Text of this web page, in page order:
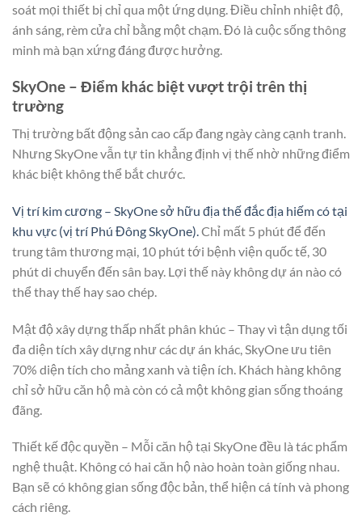
soát mọi thiết bị chỉ qua một ứng dụng. Điều chỉnh nhiệt độ,
ánh sáng, rèm cửa chỉ bằng một chạm. Đó là cuộc sống thông
minh mà bạn xứng đáng được hưởng.
SkyOne – Điểm khác biệt vượt trội trên thị
trường
Thị trường bất động sản cao cấp đang ngày càng cạnh tranh.
Nhưng SkyOne vẫn tự tin khẳng định vị thế nhờ những điểm
khác biệt không thể bắt chước.
Vị trí kim cương – SkyOne sở hữu địa thế đắc địa hiếm có tại
khu vực (vị trí Phú Đông SkyOne).Chỉ mất 5 phút để đến
trung tâm thương mại, 10 phút tới bệnh viện quốc tế, 30
phút di chuyển đến sân bay. Lợi thế này không dự án nào có
thể thay thế hay sao chép.
Mật độ xây dựng thấp nhất phân khúc – Thay vì tận dụng tối
đa diện tích xây dựng như các dự án khác, SkyOne ưu tiên
70% diện tích cho mảng xanh và tiện ích. Khách hàng không
chỉ sở hữu căn hộ mà còn có cả một không gian sống thoáng
đãng.
Thiết kế độc quyền – Mỗi căn hộ tại SkyOne đều là tác phẩm
nghệ thuật. Không có hai căn hộ nào hoàn toàn giống nhau.
Bạn sẽ có không gian sống độc bản, thể hiện cá tính và phong
cách riêng.